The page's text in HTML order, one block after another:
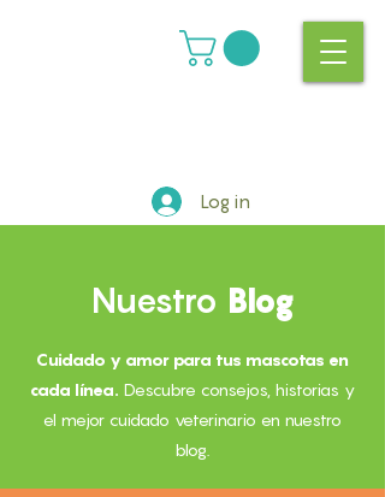
Log in
Nuestro Blog
Cuidado y amor para tus mascotas en
cada línea. Descubre consejos, historias y
el mejor cuidado veterinario en nuestro
blog.